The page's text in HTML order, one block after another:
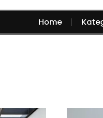
Home